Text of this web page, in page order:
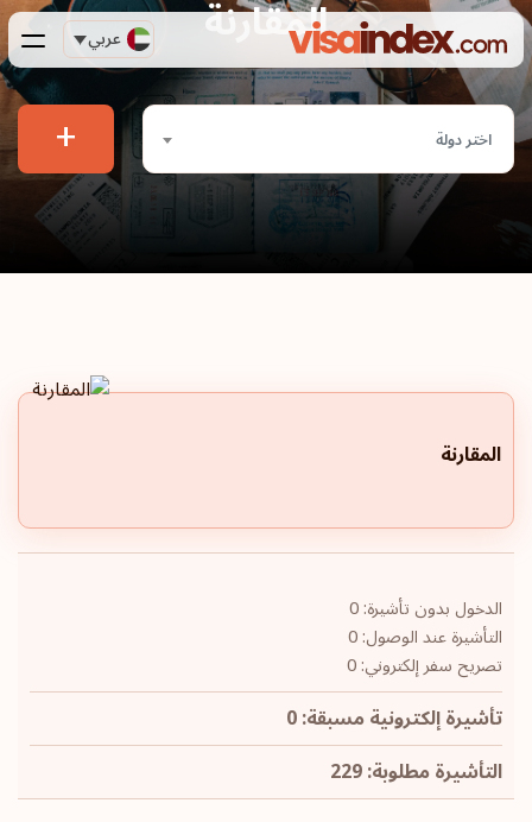
عربي المقارنة
اختر دولة +
المقارنة
الدخول بدون تأشيرة: 0
التأشيرة عند الوصول: 0
تصريح سفر إلكتروني: 0
تأشيرة إلكترونية مسبقة: 0
التأشيرة مطلوبة: 229